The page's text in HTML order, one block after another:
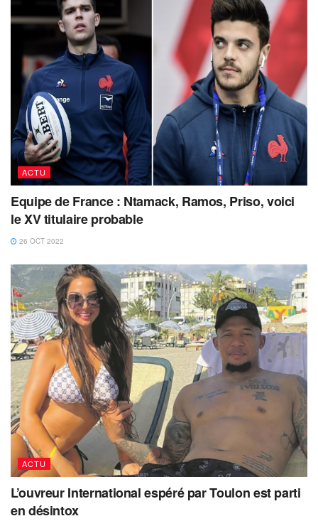
ACTU
Equipe de France : Ntamack, Ramos, Priso, voici
le XV titulaire probable
26 OCT 2022
ACTU
L’ouvreur International espéré par Toulon est parti
en désintox